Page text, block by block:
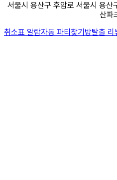
서울시 용산구 후암로 서울시 용
산파
취소표 알람자동 파티찾기방탈출 리